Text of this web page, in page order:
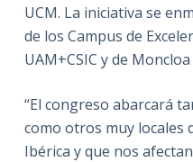
UCM. La iniciativa se
de los Campus de
UAM+CSIC y de
“El congreso abarcará
como otros muy locales
Ibérica y que nos